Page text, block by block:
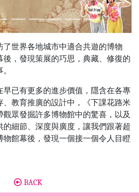
了世界各地城市中適合共遊的博物
後，發現策展的巧思，典藏、修復的
早已有更多的進步價值，隱含在各專
、教育推廣的設計中，《下課花路米
觀眾發掘許多博物館中的驚喜，以及
細節、深度與廣度， 讓我們跟著超
物館幕後，發現一個接一個令人目瞪
BACK